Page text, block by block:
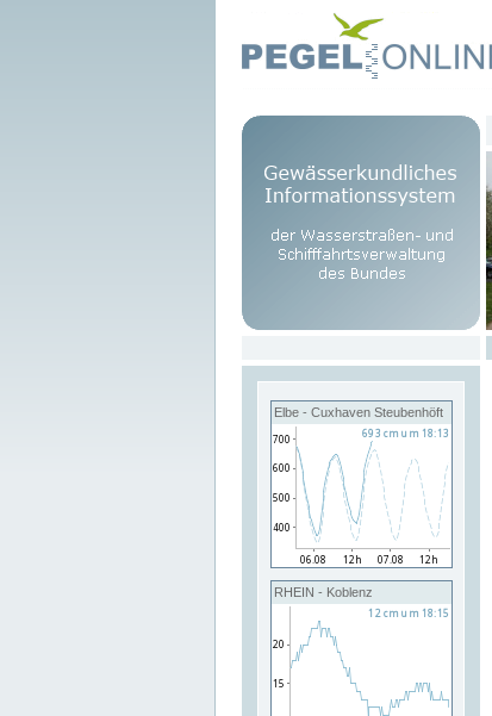
Elbe - Cuxhaven Steubenhöft
RHEIN - Koblenz